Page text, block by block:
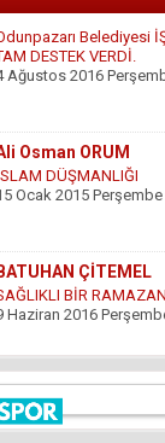
Osman ORUM
İSLAM DÜŞMANLIĞI
ÇİTEMEL
SAĞLIKLI BİR
YILDIRIM
DÜŞ